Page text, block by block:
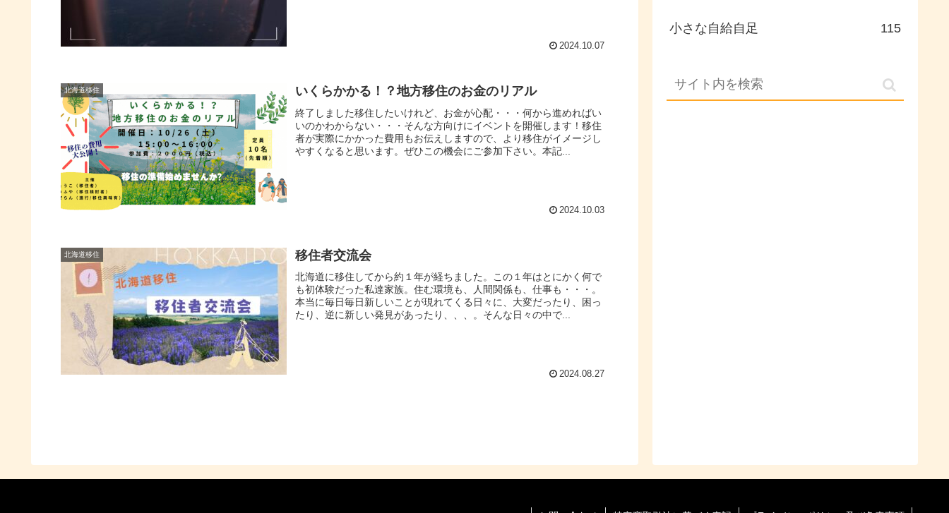
2024.10.07
北海道移住 いくらかかる！？地方移住のお金のリアル
終了しました移住したいけれど、お金が心配・・・何から進めればい
いのかわからない・・・そんな方向けにイベントを開催します！移住
者が実際にかかった費用もお伝えしますので、より移住がイメージし
やすくなると思います。ぜひこの機会にご参加下さい。本記...
2024.10.03
北海道移住 移住者交流会
北海道に移住してから約１年が経ちました。この１年はとにかく何で
も初体験だった私達家族。住む環境も、人間関係も、仕事も・・・。
本当に毎日毎日新しいことが現れてくる日々に、大変だったり、困っ
たり、逆に新しい発見があったり、、、。そんな日々の中で...
2024.08.27
小さな自給自足 115